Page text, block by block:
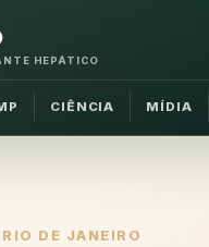
HEPÁTICO
CIÊNCIA MÍDIA
DE JANEIRO